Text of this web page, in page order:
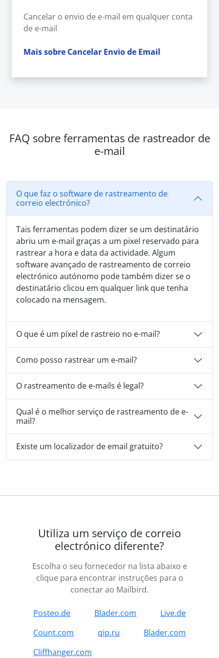
Cancelar o envio de e-mail em qualquer conta
de e-mail
Mais sobre Cancelar Envio de Email
FAQ sobre ferramentas de rastreador de
e-mail
O que faz o software de rastreamento de
correio electrónico?
Tais ferramentas podem dizer se um destinatário
abriu um e-mail graças a um pixel reservado para
rastrear a hora e data da actividade. Algum
software avançado de rastreamento de correio
electrónico autónomo pode também dizer se o
destinatário clicou em qualquer link que tenha
colocado na mensagem.
O que é um píxel de rastreio no e-mail?
Como posso rastrear um e-mail?
O rastreamento de e-mails é legal?
Qual é o melhor serviço de rastreamento de e-
mail?
Existe um localizador de email gratuito?
Utiliza um serviço de correio
electrónico diferente?
Escolha o seu fornecedor na lista abaixo e
clique para encontrar instruções para o
conectar ao Mailbird.
Posteo.de Blader.com
Live.de
Count.com
qip.ru
Blader.com
Cliffhanger.com